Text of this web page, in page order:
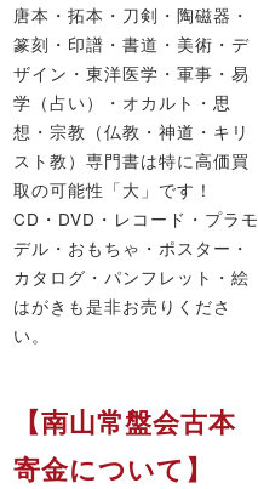
唐本・拓本・刀剣・陶磁器・
篆刻・印譜・書道・美術・デ
ザイン・東洋医学・軍事・易
学（占い）・オカルト・思
想・宗教（仏教・神道・キリ
スト教）専門書は特に高価買
取の可能性「大」です！
CD・DVD・レコード・プラモ
デル・おもちゃ・ポスター・
カタログ・パンフレット・絵
はがきも是非お売りくださ
い。
【南山常盤会古本
寄金について】